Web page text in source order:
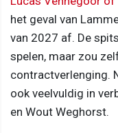
het geval van
van 2027 af. De
spelen, maar zou
contractverlenging.
ook veelvuldig in
en Wout Weghorst.